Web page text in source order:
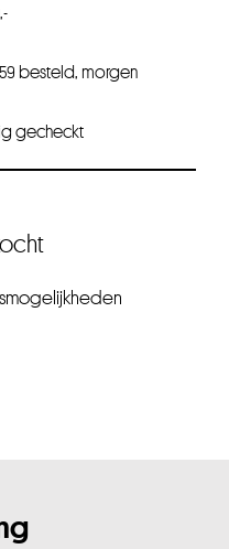
besteld, morgen
gecheckt